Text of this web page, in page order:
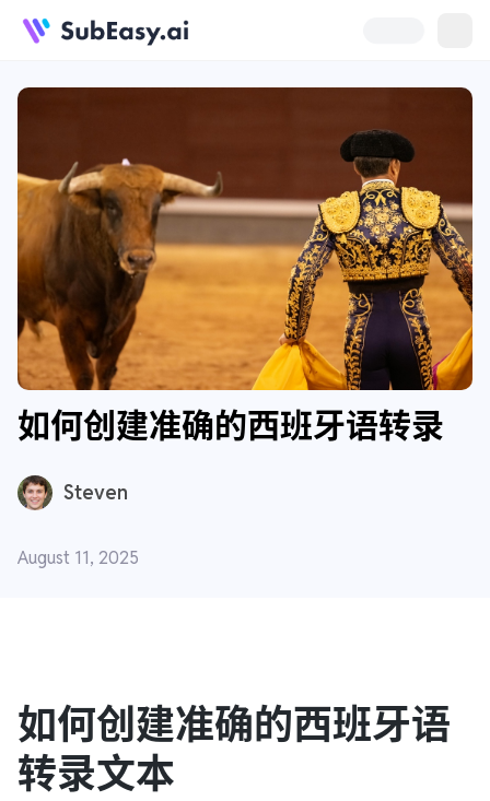
如何创建准确的西班牙语转录
Steven
August 11, 2025
如何创建准确的西班牙语
转录文本